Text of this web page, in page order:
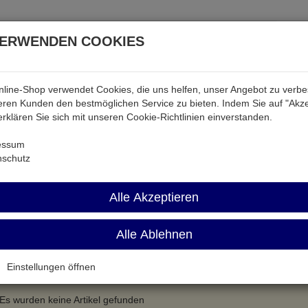
& Akkus Audio & Video Strom Tab &
Name aufsteigend
Es wurden keine Artikel gefunden
COOKIES
Shop verwendet Cookies, die uns helfen, unser Angebot zu
Kunden den bestmöglichen Service zu bieten. Indem Sie auf
Sie sich mit unseren Cookie-Richtlinien einverstanden.
Alle Akzeptieren
Alle Ablehnen
Einstellungen öffnen